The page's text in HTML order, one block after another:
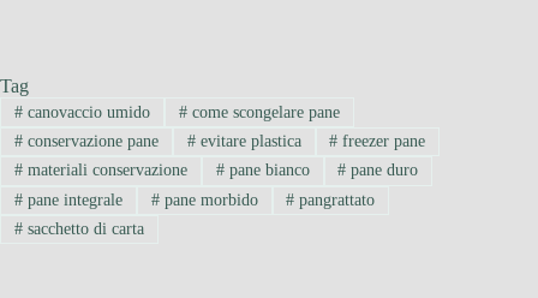
Tag
#canovaccio umido #come scongelare pane
#conservazione pane #evitare plastica # freezer pane
#materiali conservazione #pane bianco # pane duro
#pane integrale #pane morbido # pangrattato
#sacchetto di carta